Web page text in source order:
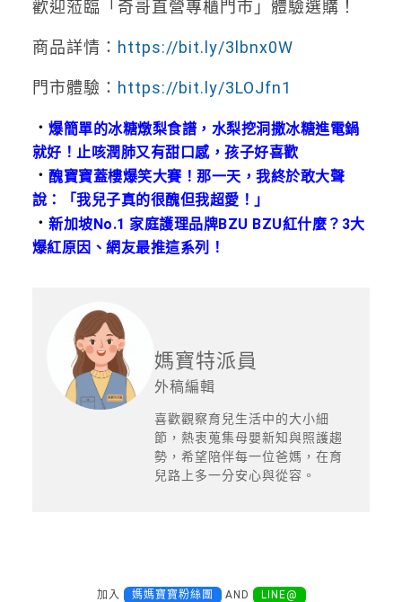
歡迎蒞臨「奇哥直營專櫃門市」體驗選購！
商品詳情： https://bit.ly/3lbnx0W
門市體驗： https://bit.ly/3LOJfn1
．爆簡單的冰糖燉梨食譜，水梨挖洞撒冰糖進電鍋
就好！止咳潤肺又有甜口感，孩子好喜歡
．醜寶寶蓋樓爆笑大賽！那一天，我終於敢大聲
說：「我兒子真的很醜但我超愛！」
．新加坡No.1 家庭護理品牌BZU BZU紅什麼？3大
爆紅原因、網友最推這系列！
媽寶特派員
外稿編輯
喜歡觀察育兒生活中的大小細
節，熱衷蒐集母嬰新知與照護趨
勢，希望陪伴每一位爸媽，在育
兒路上多一分安心與從容。
加入 媽媽寶寶粉絲團 AND LINE@